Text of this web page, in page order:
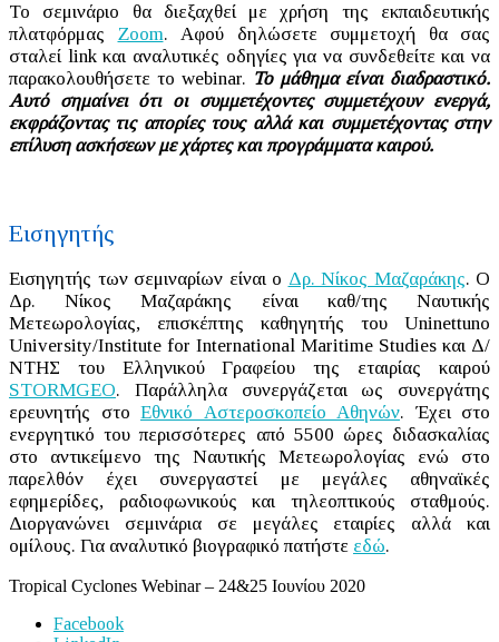
Το σεμινάριο θα διεξαχθεί με χρήση της εκπαιδευτικής
πλατφόρμας Zoom. Αφού δηλώσετε συμμετοχή θα σας
σταλεί link και αναλυτικές οδηγίες για να συνδεθείτε και να
παρακολουθήσετε το webinar. Το μάθημα είναι διαδραστικό.
Αυτό σημαίνει ότι οι συμμετέχοντες συμμετέχουν ενεργά,
εκφράζοντας τις απορίες τους αλλά και συμμετέχοντας στην
επίλυση ασκήσεων με χάρτες και προγράμματα καιρού.
Εισηγητής
Εισηγητής των σεμιναρίων είναι ο Δρ. Νίκος Μαζαράκης. Ο
Δρ. Νίκος Μαζαράκης είναι καθ/της Ναυτικής
Μετεωρολογίας, επισκέπτης καθηγητής του Uninettuno
University/Institute for International Maritime Studies και Δ/
ΝΤΗΣ του Ελληνικού Γραφείου της εταιρίας καιρού
STORMGEO. Παράλληλα συνεργάζεται ως συνεργάτης
ερευνητής στο Εθνικό Αστεροσκοπείο Αθηνών. Έχει στο
ενεργητικό του περισσότερες από 5500 ώρες διδασκαλίας
στο αντικείμενο της Ναυτικής Μετεωρολογίας ενώ στο
παρελθόν έχει συνεργαστεί με μεγάλες αθηναϊκές
εφημερίδες, ραδιοφωνικούς και τηλεοπτικούς σταθμούς.
Διοργανώνει σεμινάρια σε μεγάλες εταιρίες αλλά και
ομίλους. Για αναλυτικό βιογραφικό πατήστε εδώ.
Tropical Cyclones Webinar – 24&25 Ιουνίου 2020
Facebook